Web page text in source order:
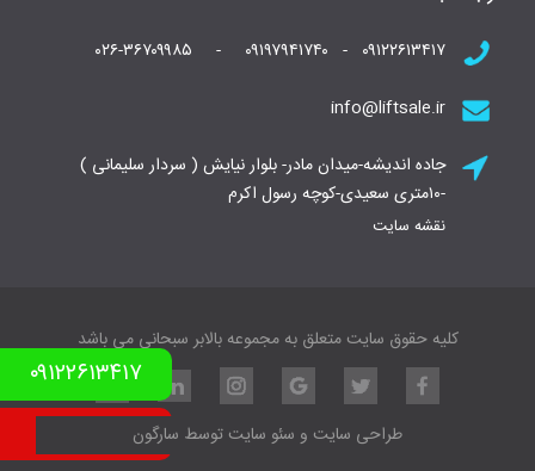
۰۹۱۲۲۶۱۳۴۱۷ - ۰۹۱۹۷۹۴۱۷۴۰ - ۰۲۶-۳۶۷۰۹۹۸۵
info@liftsale.ir
جاده اندیشه-میدان مادر- بلوار نیایش ( سردار سلیمانی )
-۱۰متری سعیدی-کوچه رسول اکرم
نقشه سایت
۰۹۱۲۲۶۱۳۴۱۷
نمونه کار بالابر
کلیه حقوق سایت متعلق به مجموعه بالابر سبحانی می باشد
طراحی سایت و سئو سایت توسط سارگون